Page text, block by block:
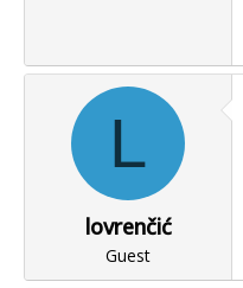
L
lovrenčić
Guest